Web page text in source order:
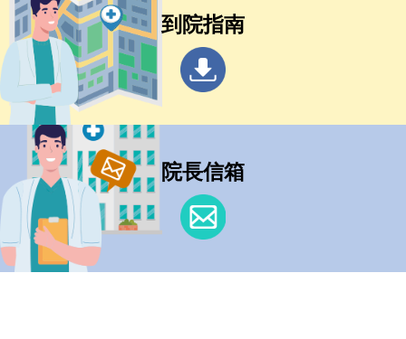
到院指南
院長信箱